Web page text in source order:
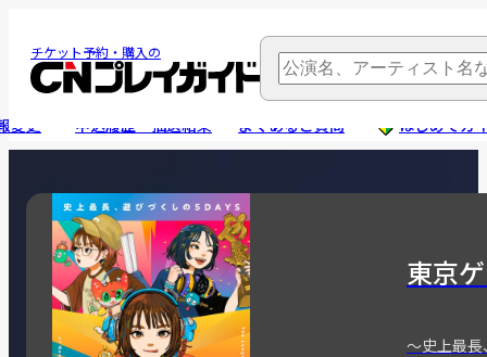
チケット予約・購入の
変更 申込履歴・抽選結果 よくあるご質問 はじめてガ
東京
～史上最長